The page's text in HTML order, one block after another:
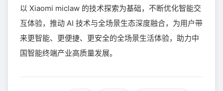
以 Xiaomi miclaw 的技术探索为基础，不断优化智能交
互体验，推动 AI 技术与全场景生态深度融合，为用户带
来更智能、更便捷、更安全的全场景生活体验，助力中
国智能终端产业高质量发展。